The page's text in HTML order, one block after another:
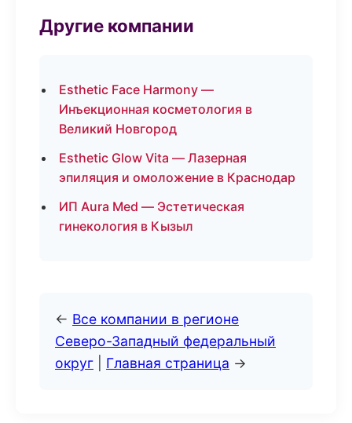
Другие компании
Esthetic Face Harmony —
Инъекционная косметология в
Великий Новгород
Esthetic Glow Vita — Лазерная
эпиляция и омоложение в Краснодар
ИП Aura Med — Эстетическая
гинекология в Кызыл
← Все компании в регионе
Северо-Западный федеральный
округ
Главная страница →